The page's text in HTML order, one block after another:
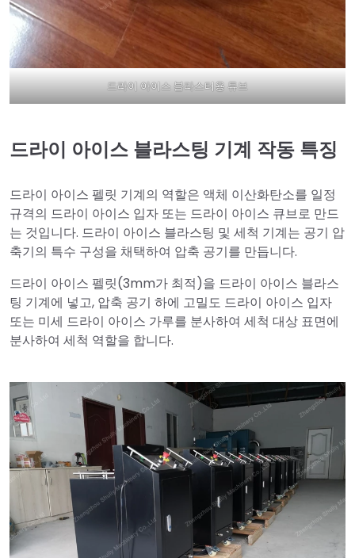
드라이 아이스 블라스터용 튜브
드라이 아이스 블라스팅 기계 작동 특징
드라이 아이스 펠릿 기계의 역할은 액체 이산화탄소를 일정
규격의 드라이 아이스 입자 또는 드라이 아이스 큐브로 만드
는 것입니다. 드라이 아이스 블라스팅 및 세척 기계는 공기 압
축기의 특수 구성을 채택하여 압축 공기를 만듭니다.
드라이 아이스 펠릿(3mm가 최적)을 드라이 아이스 블라스
팅 기계에 넣고, 압축 공기 하에 고밀도 드라이 아이스 입자
또는 미세 드라이 아이스 가루를 분사하여 세척 대상 표면에
분사하여 세척 역할을 합니다.